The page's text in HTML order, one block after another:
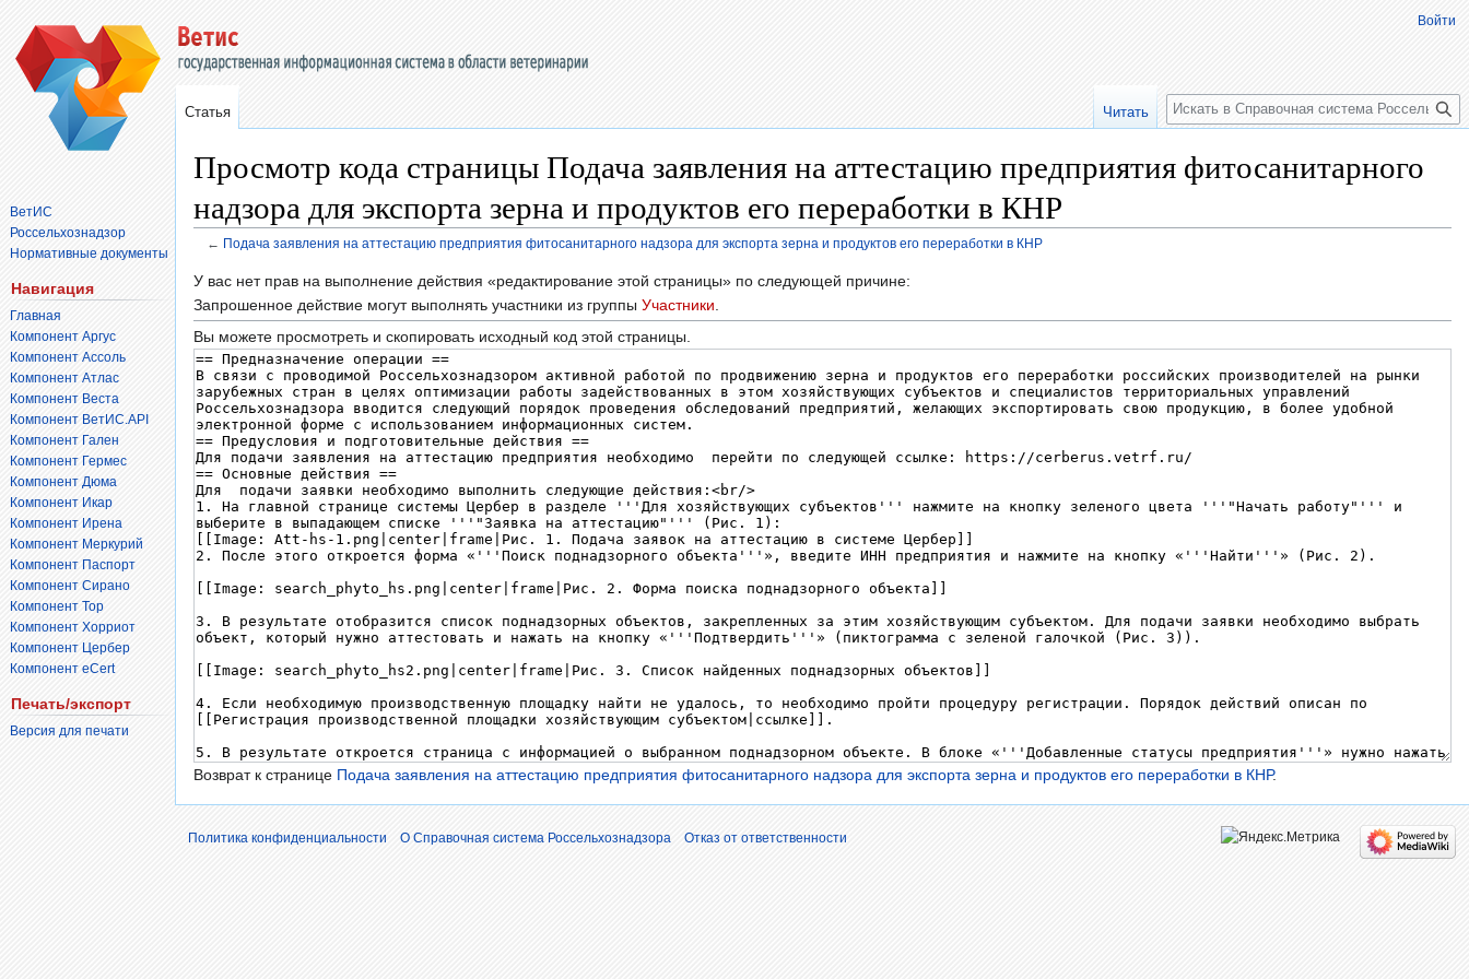
Просмотр кода страницы Подача заявления на аттестацию предприятия фитосанитарного
надзора для экспорта зерна и продуктов его переработки в КНР
← Подача заявления на аттестацию предприятия фитосанитарного надзора для экспорта зерна и продуктов его переработки в КНР
Перейти
к
навигации
Перейти
к
поиску
У вас нет прав на выполнение действия «редактирование этой страницы» по следующей причине:
Запрошенное действие могут выполнять участники из группы Участники.
Вы можете просмотреть и скопировать исходный код этой страницы.
Возврат к странице Подача заявления на аттестацию предприятия фитосанитарного надзора для экспорта зерна и продуктов его переработки в КНР.
Войти
Статья Читать
Поиск
ВетИС
Россельхознадзор
Нормативные документы
Навигация
Главная
Компонент Аргус
Компонент Ассоль
Компонент Атлас
Компонент Веста
Компонент ВетИС.API
Компонент Гален
Компонент Гермес
Компонент Дюма
Компонент Икар
Компонент Ирена
Компонент Меркурий
Компонент Паспорт
Компонент Сирано
Компонент Тор
Компонент Хорриот
Компонент Цербер
Компонент eCert
Печать/экспорт
Версия для печати
Политика конфиденциальности О Справочная система Россельхознадзора Отказ от ответственности